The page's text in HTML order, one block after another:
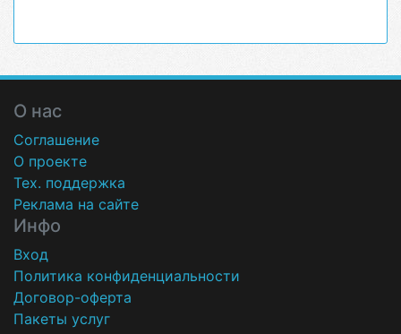
О нас
Соглашение
О проекте
Тех. поддержка
Реклама на сайте
Инфо
Вход
Политика конфиденциальности
Договор-оферта
Пакеты услуг